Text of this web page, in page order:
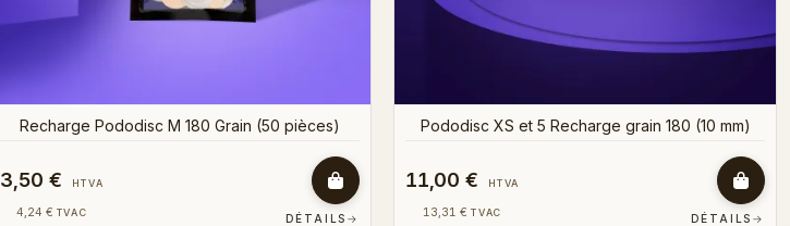
Recharge Pododisc M 180 Grain (50 pièces)
3,50 € HTVA
4,24 € TVAC DÉTAILS →
Pododisc XS et 5 Recharge grain 180 (10 mm)
11,00 € HTVA
13,31 € TVAC DÉTAILS →